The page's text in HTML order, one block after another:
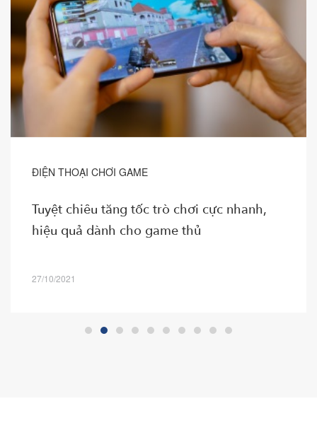
ĐIỆN THOẠI CHƠI GAME
Tuyệt chiêu tăng tốc trò chơi cực nhanh,
hiệu quả dành cho game thủ
27/10/2021